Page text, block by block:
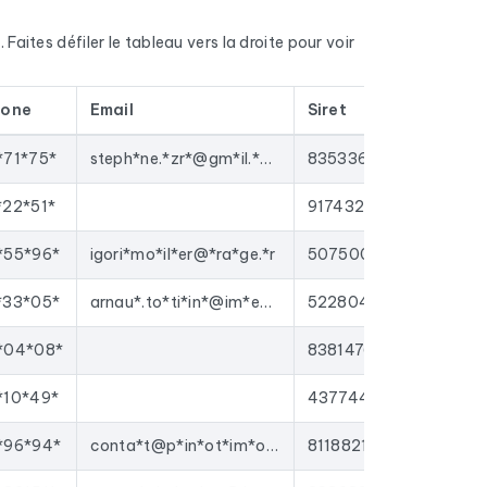
Entreprises).
Ce ne sont pas des contacts qui traînent dans
ciblées sur lesagences immobilières, ou
défiler le tableau vers la droite pour voir
Email Siret
steph*ne.*zr*@gm*il.*om 83533614000016
91743240300017
igori*mo*il*er@*ra*ge.*r 50750034600022
arnau*.to*ti*in*@im*ea.*r 52280499600018
83814761900012
43774447700013
conta*t@p*in*ot*im*ob*li*r.c*m 81188219000010